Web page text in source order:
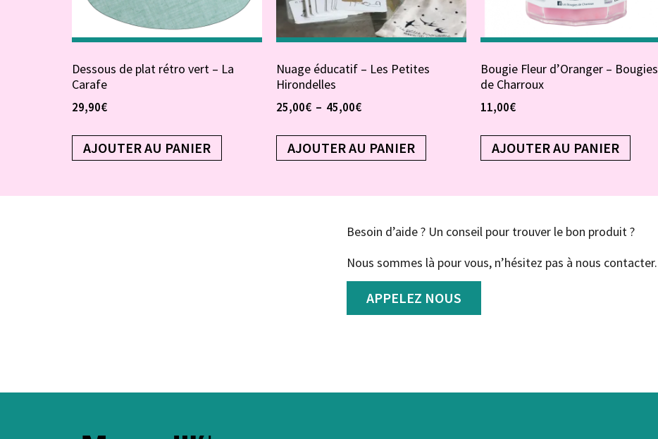
Dessous de plat rétro vert – La
Carafe
29,90€
AJOUTER AU PANIER
Nuage éducatif – Les Petites
Hirondelles
25,00€ – 45,00€
AJOUTER AU PANIER
Bougie Fleur d’Oranger – Bougies
de Charroux
11,00€
AJOUTER AU PANIER
Besoin d’aide ? Un conseil pour trouver le bon produit ?
Nous sommes là pour vous, n’hésitez pas à nous contacter.
APPELEZ NOUS